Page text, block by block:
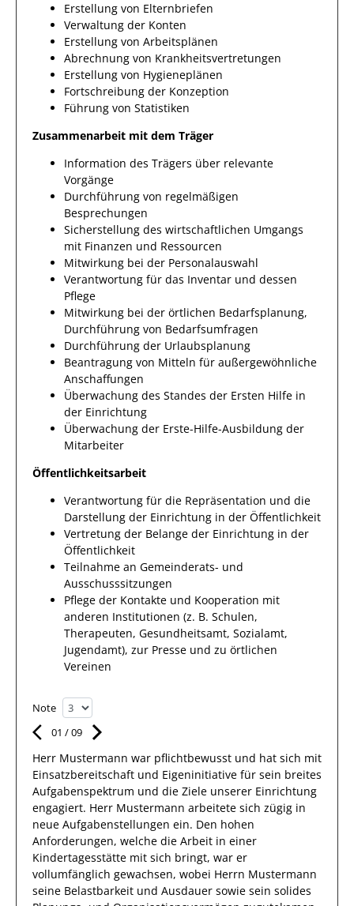
Erstellung von Elternbriefen
Verwaltung der Konten
Erstellung von Arbeitsplänen
Abrechnung von Krankheitsvertretungen
Erstellung von Hygieneplänen
Fortschreibung der Konzeption
Führung von Statistiken
Zusammenarbeit mit dem Träger
Information des Trägers über relevante
Vorgänge
Durchführung von regelmäßigen
Besprechungen
Sicherstellung des wirtschaftlichen Umgangs
mit Finanzen und Ressourcen
Mitwirkung bei der Personalauswahl
Verantwortung für das Inventar und dessen
Pflege
Mitwirkung bei der örtlichen Bedarfsplanung,
Durchführung von Bedarfsumfragen
Durchführung der Urlaubsplanung
Beantragung von Mitteln für außergewöhnliche
Anschaffungen
Überwachung des Standes der Ersten Hilfe in
der Einrichtung
Überwachung der Erste-Hilfe-Ausbildung der
Mitarbeiter
Öffentlichkeitsarbeit
Verantwortung für die Repräsentation und die
Darstellung der Einrichtung in der Öffentlichkeit
Vertretung der Belange der Einrichtung in der
Öffentlichkeit
Teilnahme an Gemeinderats- und
Ausschusssitzungen
Pflege der Kontakte und Kooperation mit
anderen Institutionen (z. B. Schulen,
Therapeuten, Gesundheitsamt, Sozialamt,
Jugendamt), zur Presse und zu örtlichen
Vereinen
Note
01 /09
Herr Mustermann war pflichtbewusst und hat sich mit
Einsatzbereitschaft und Eigeninitiative für sein breites
Aufgabenspektrum und die Ziele unserer Einrichtung
engagiert. Herr Mustermann arbeitete sich zügig in
neue Aufgabenstellungen ein. Den hohen
Anforderungen, welche die Arbeit in einer
Kindertagesstätte mit sich bringt, war er
vollumfänglich gewachsen, wobei Herrn Mustermann
seine Belastbarkeit und Ausdauer sowie sein solides